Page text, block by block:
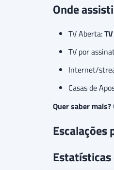
Onde
TV Aberta:
TV por
Internet/
Casas de
Quer saber mais?
Escalações